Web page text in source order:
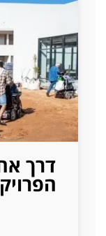
דרך